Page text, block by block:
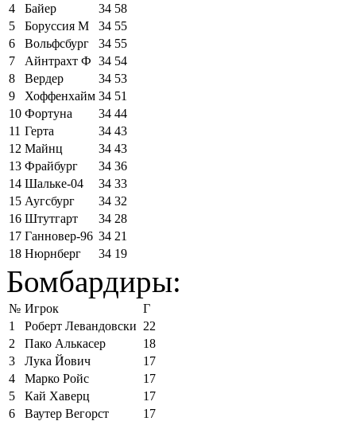
4
Байер 34 58
5
Боруссия М 34 55
6
Вольфсбург 34 55
7
Айнтрахт Ф 34 54
8
Вердер 34 53
9
Хоффенхайм 34 51
10 Фортуна 34 44
11 Герта 34 43
12 Майнц 34 43
13 Фрайбург 34 36
14 Шальке-04 34 33
15 Аугсбург 34 32
16 Штутгарт 34 28
17 Ганновер-96 34 21
18 Нюрнберг 34 19
Бомбардиры:
№ Игрок
Г
1
Роберт Левандовски 22
2
Пако Алькасер
18
3
Лука Йович
17
4
Марко Ройс
17
5
Кай Хаверц
17
6
Ваутер Вегорст
17